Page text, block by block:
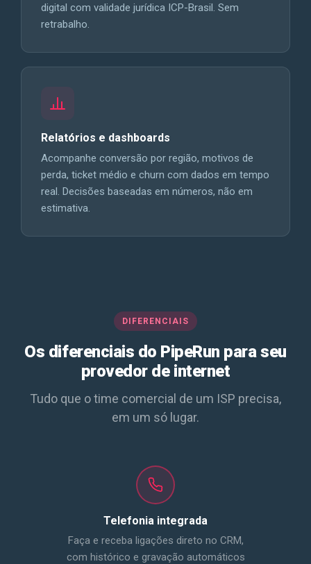
digital com validade jurídica ICP-Brasil. Sem
retrabalho.
Relatórios e dashboards
Acompanhe conversão por região, motivos de
perda, ticket médio e churn com dados em tempo
real. Decisões baseadas em números, não em
estimativa.
DIFERENCIAIS
Os diferenciais do PipeRun para seu
provedor de internet
Tudo que o time comercial de um ISP precisa,
em um só lugar.
Telefonia integrada
Faça e receba ligações direto no CRM,
com histórico e gravação automáticos